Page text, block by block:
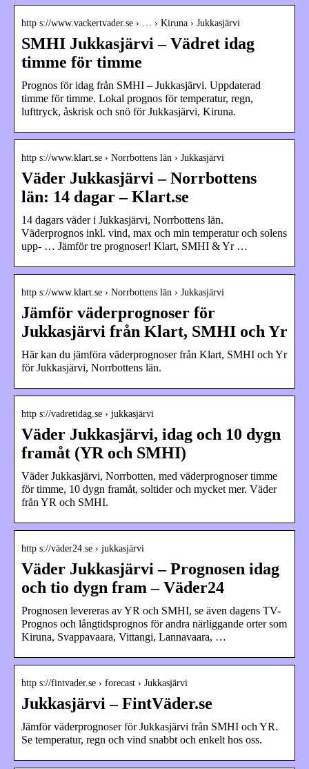
http s://www.vackertvader.se › … › Kiruna › Jukkasjärvi
SMHI Jukkasjärvi – Vädret idag
timme för timme
Prognos för idag från SMHI – Jukkasjärvi. Uppdaterad
timme för timme. Lokal prognos för temperatur, regn,
lufttryck, åskrisk och snö för Jukkasjärvi, Kiruna.
http s://www.klart.se › Norrbottens län › Jukkasjärvi
Väder Jukkasjärvi – Norrbottens
län: 14 dagar – Klart.se
14 dagars väder i Jukkasjärvi, Norrbottens län.
Väderprognos inkl. vind, max och min temperatur och solens
upp- … Jämför tre prognoser! Klart, SMHI & Yr …
http s://www.klart.se › Norrbottens län › Jukkasjärvi
Jämför väderprognoser för
Jukkasjärvi från Klart, SMHI och Yr
Här kan du jämföra väderprognoser från Klart, SMHI och Yr
för Jukkasjärvi, Norrbottens län.
http s://vadretidag.se › jukkasjärvi
Väder Jukkasjärvi, idag och 10 dygn
framåt (YR och SMHI)
Väder Jukkasjärvi, Norrbotten, med väderprognoser timme
för timme, 10 dygn framåt, soltider och mycket mer. Väder
från YR och SMHI.
http s://väder24.se › jukkasjärvi
Väder Jukkasjärvi – Prognosen idag
och tio dygn fram – Väder24
Prognosen levereras av YR och SMHI, se även dagens TV-
Prognos och långtidsprognos för andra närliggande orter som
Kiruna, Svappavaara, Vittangi, Lannavaara, …
http s://fintvader.se › forecast › Jukkasjärvi
Jukkasjärvi – FintVäder.se
Jämför väderprognoser för Jukkasjärvi från SMHI och YR.
Se temperatur, regn och vind snabbt och enkelt hos oss.